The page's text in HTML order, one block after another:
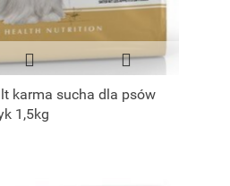
karma sucha dla psów
1,5kg